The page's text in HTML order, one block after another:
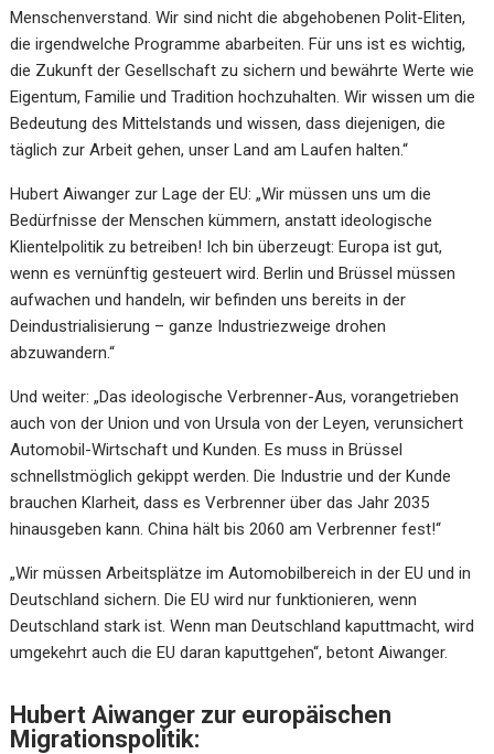
Menschenverstand. Wir sind nicht die abgehobenen Polit-Eliten,
die irgendwelche Programme abarbeiten. Für uns ist es wichtig,
die Zukunft der Gesellschaft zu sichern und bewährte Werte wie
Eigentum, Familie und Tradition hochzuhalten. Wir wissen um die
Bedeutung des Mittelstands und wissen, dass diejenigen, die
täglich zur Arbeit gehen, unser Land am Laufen halten.“
Hubert Aiwanger zur Lage der EU: „Wir müssen uns um die
Bedürfnisse der Menschen kümmern, anstatt ideologische
Klientelpolitik zu betreiben! Ich bin überzeugt: Europa ist gut,
wenn es vernünftig gesteuert wird. Berlin und Brüssel müssen
aufwachen und handeln, wir befinden uns bereits in der
Deindustrialisierung – ganze Industriezweige drohen
abzuwandern.“
Und weiter: „Das ideologische Verbrenner-Aus, vorangetrieben
auch von der Union und von Ursula von der Leyen, verunsichert
Automobil-Wirtschaft und Kunden. Es muss in Brüssel
schnellstmöglich gekippt werden. Die Industrie und der Kunde
brauchen Klarheit, dass es Verbrenner über das Jahr 2035
hinausgeben kann. China hält bis 2060 am Verbrenner fest!“
„Wir müssen Arbeitsplätze im Automobilbereich in der EU und in
Deutschland sichern. Die EU wird nur funktionieren, wenn
Deutschland stark ist. Wenn man Deutschland kaputtmacht, wird
umgekehrt auch die EU daran kaputtgehen“, betont Aiwanger.
Hubert Aiwanger zur europäischen
Migrationspolitik: